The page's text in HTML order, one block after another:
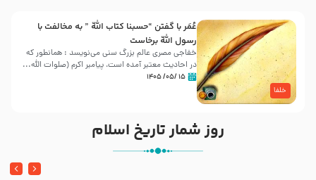
خلفا
عُمَر با گفتن “حسبنا كتاب اللّه ” به مخالفت با
رسول اللّه برخاست
خفاجی مصری عالم بزرگ سنی می‌نویسد : همانطور که
در احادیث معتبر آمده است، پیامبر اکرم (صلوات اللّه...
۱۵ /۰۵/ ۱۴۰۵
روز شمار تاریخ اسلام